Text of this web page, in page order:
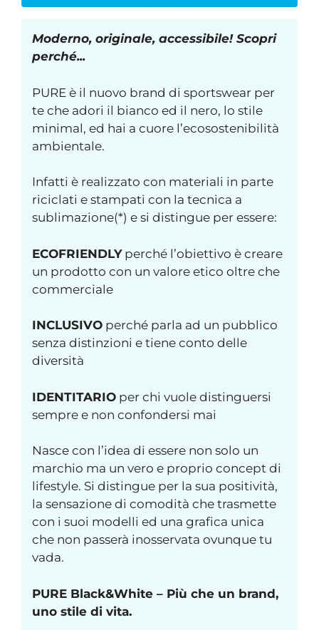
Moderno, originale, accessibile! Scopri
perché...
PURE è il nuovo brand di sportswear per
te che adori il bianco ed il nero, lo stile
minimal, ed hai a cuore l’ecosostenibilità
ambientale.
Infatti è realizzato con materiali in parte
riciclati e stampati con la tecnica a
sublimazione(*) e si distingue per essere:
ECOFRIENDLYperché l’obiettivo è creare
un prodotto con un valore etico oltre che
commerciale
INCLUSIVO perché parla ad un pubblico
senza distinzioni e tiene conto delle
diversità
IDENTITARIO per chi vuole distinguersi
sempre e non confondersi mai
Nasce con l’idea di essere non solo un
marchio ma un vero e proprio concept di
lifestyle. Si distingue per la sua positività,
la sensazione di comodità che trasmette
con i suoi modelli ed una grafica unica
che non passerà inosservata ovunque tu
vada.
PURE Black&White – Più che un brand,
uno stile di vita.